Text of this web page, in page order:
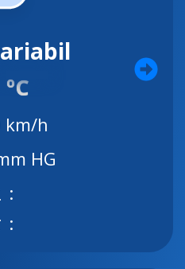
ºC
km/h
HG
:
: